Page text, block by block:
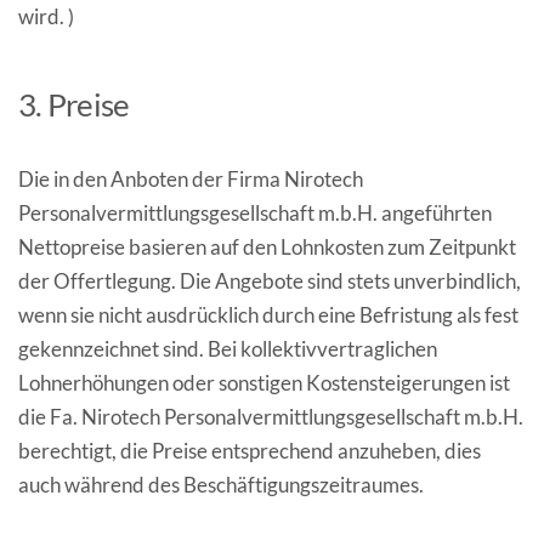
wird. )
3. Preise
Die in den Anboten der Firma Nirotech
Personalvermittlungsgesellschaft m.b.H. angeführten
Nettopreise basieren auf den Lohnkosten zum Zeitpunkt
der Offertlegung. Die Angebote sind stets unverbindlich,
wenn sie nicht ausdrücklich durch eine Befristung als fest
gekennzeichnet sind. Bei kollektivvertraglichen
Lohnerhöhungen oder sonstigen Kostensteigerungen ist
die Fa. Nirotech Personalvermittlungsgesellschaft m.b.H.
berechtigt, die Preise entsprechend anzuheben, dies
auch während des Beschäftigungszeitraumes.